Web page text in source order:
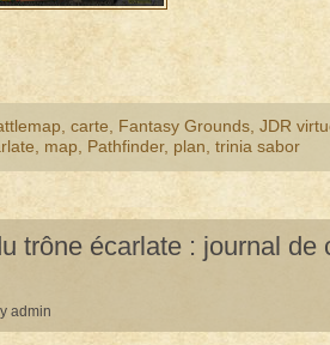
carte Fantasy Grounds JDR
map Pathfinder, plan trinia sabor
trône écarlate : journal de
admin